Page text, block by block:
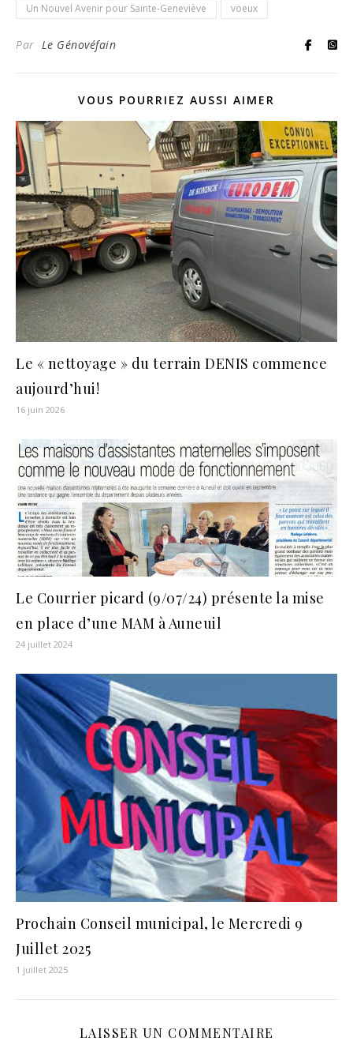
Un Nouvel Avenir pour Sainte-Geneviève
voeux
Par Le Génovéfain
VOUS POURRIEZ AUSSI AIMER
Le « nettoyage » du terrain DENIS commence
aujourd’hui!
16 juin 2026
Le Courrier picard (9/07/24) présente la mise
en place d’une MAM à Auneuil
24 juillet 2024
Prochain Conseil municipal, le Mercredi 9
Juillet 2025
1 juillet 2025
LAISSER UN COMMENTAIRE